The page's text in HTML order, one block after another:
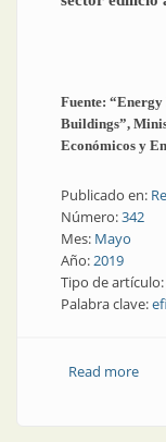
Fuente:
Buildings”,
Económicos y
Publicado en:
Número:342
Mes: Mayo
Año:2019
Tipo de artículo:
Palabra clave:
Read more